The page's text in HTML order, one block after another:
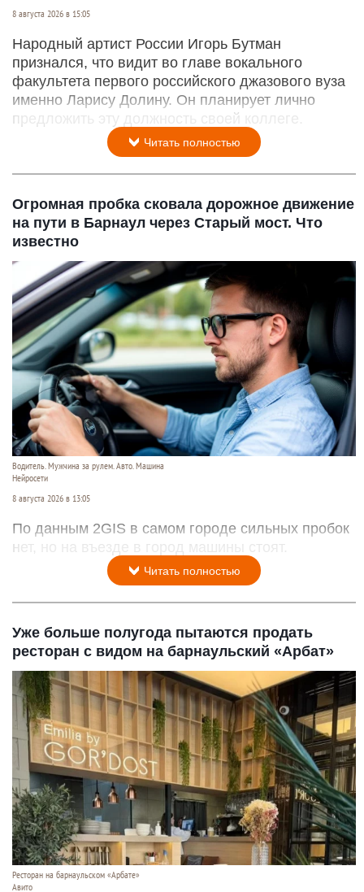
8 августа 2026 в 15:05
Народный артист России Игорь Бутман
признался, что видит во главе вокального
факультета первого российского джазового вуза
именно Ларису Долину. Он планирует лично
предложить эту должность своей коллеге.
Читать полностью
Огромная пробка сковала дорожное движение
на пути в Барнаул через Старый мост. Что
известно
Водитель. Мужчина за рулем. Авто. Машина
Нейросети
8 августа 2026 в 13:05
По данным 2GIS в самом городе сильных пробок
нет, но на въезде в город машины стоят.
Читать полностью
Уже больше полугода пытаются продать
ресторан с видом на барнаульский «Арбат»
Ресторан на барнаульском «Арбате»
Авито